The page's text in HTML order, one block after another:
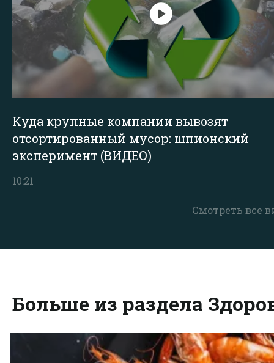
Смотреть все
Куда крупные компании вывозят
отсортированный мусор: шпионский
эксперимент (ВИДЕО)
10:21
Больше из раздела